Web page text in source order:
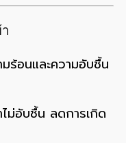
ร้อนและความอับชื้น
ไม่อับชื้น ลดการเกิด